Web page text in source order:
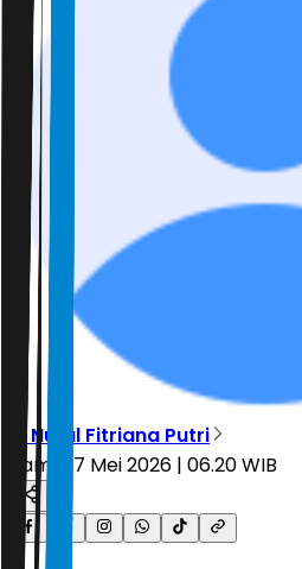
R. Nurul Fitriana Putri
Kamis, 7 Mei 2026 | 06.20 WIB